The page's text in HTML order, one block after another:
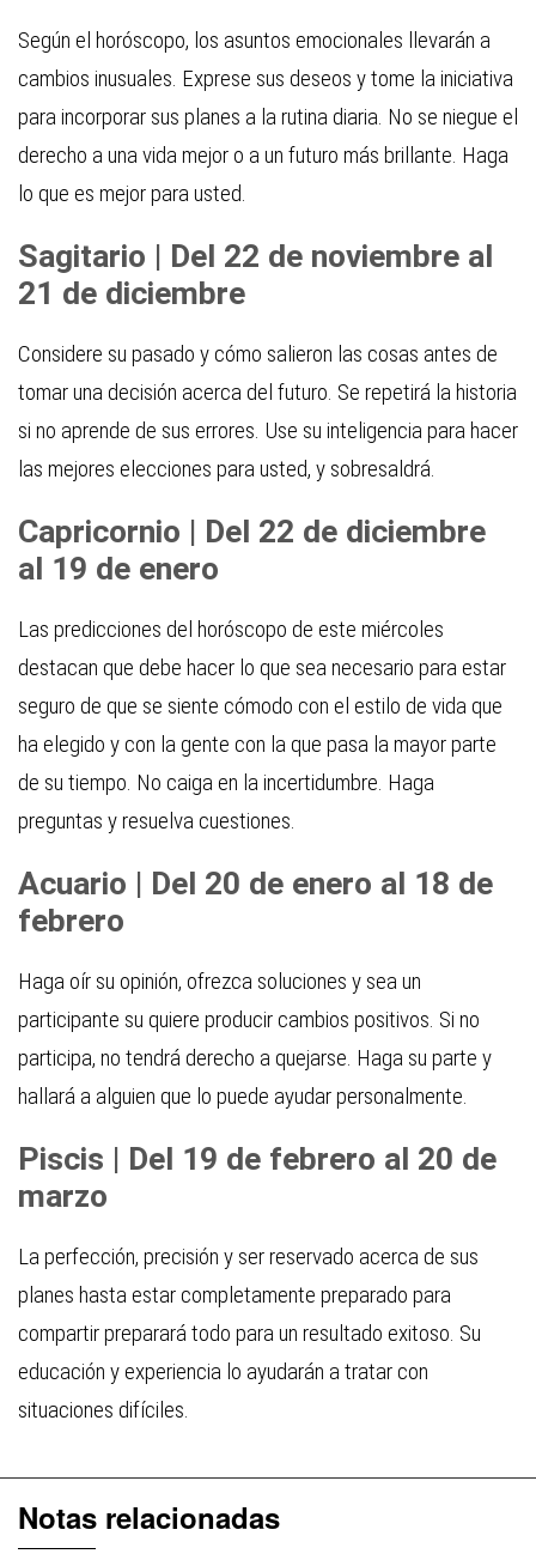
Según el horóscopo, los asuntos emocionales llevarán a
cambios inusuales. Exprese sus deseos y tome la iniciativa
para incorporar sus planes a la rutina diaria. No se niegue el
derecho a una vida mejor o a un futuro más brillante. Haga
lo que es mejor para usted.
Sagitario | Del 22 de noviembre al
21 de diciembre
Considere su pasado y cómo salieron las cosas antes de
tomar una decisión acerca del futuro. Se repetirá la historia
si no aprende de sus errores. Use su inteligencia para hacer
las mejores elecciones para usted, y sobresaldrá.
Capricornio | Del 22 de diciembre
al 19 de enero
Las predicciones del horóscopo de este miércoles
destacan que debe hacer lo que sea necesario para estar
seguro de que se siente cómodo con el estilo de vida que
ha elegido y con la gente con la que pasa la mayor parte
de su tiempo. No caiga en la incertidumbre. Haga
preguntas y resuelva cuestiones.
Acuario | Del 20 de enero al 18 de
febrero
Haga oír su opinión, ofrezca soluciones y sea un
participante su quiere producir cambios positivos. Si no
participa, no tendrá derecho a quejarse. Haga su parte y
hallará a alguien que lo puede ayudar personalmente.
Piscis | Del 19 de febrero al 20 de
marzo
La perfección, precisión y ser reservado acerca de sus
planes hasta estar completamente preparado para
compartir preparará todo para un resultado exitoso. Su
educación y experiencia lo ayudarán a tratar con
situaciones difíciles.
Notas relacionadas